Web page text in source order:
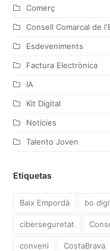
Comerç
Consell Comarcal de
Esdeveniments
Factura Electrònica
IA
Kit Digital
Notícies
Talento Joven
Etiquetas
Baix Empordà bo
ciberseguretat
conveni CostaBrava